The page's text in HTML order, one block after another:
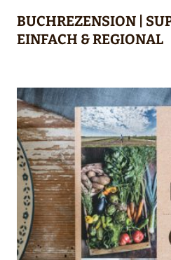
BUCHREZENSION |
EINFACH & REGIONAL